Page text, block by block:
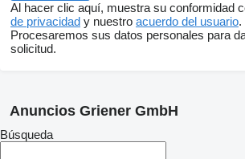
Al hacer clic aquí, muestra su conformidad
de privacidad y nuestro acuerdo del usuario.
Procesaremos sus datos personales para
solicitud.
Anuncios Griener GmbH
Búsqueda